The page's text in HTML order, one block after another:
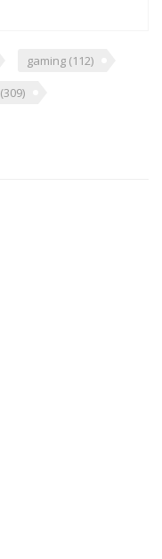
gaming (112)
(309)